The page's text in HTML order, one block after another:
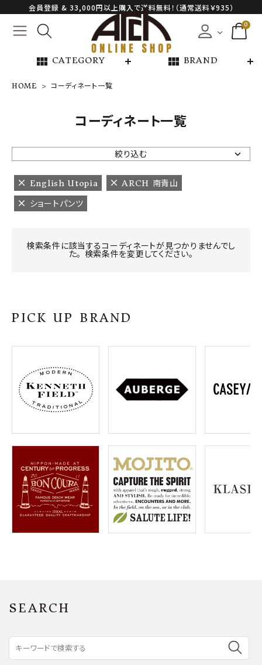
会員登録 & 33,000円以上購入で送料無料！（通常送料￥935）
0
view_module CATEGORY view_module BRAND
NEW ARRIVAL
ARCH EXCLUSIVE
BRAND
CATEGORY
プライバシーポリシー
特定商取引法について
お問い合わせ
OFFICIAL WEB SITE
meeting_room ログイン 会員登録
HOME コーディネート一覧
コーディネート一覧
絞り込む
English Utopia
ARCH 南青山
ショートパンツ
検索条件に該当するコーディネートが見つかりませんでし
た。 検索条件を変更してください。
PICK UP BRAND
SEARCH